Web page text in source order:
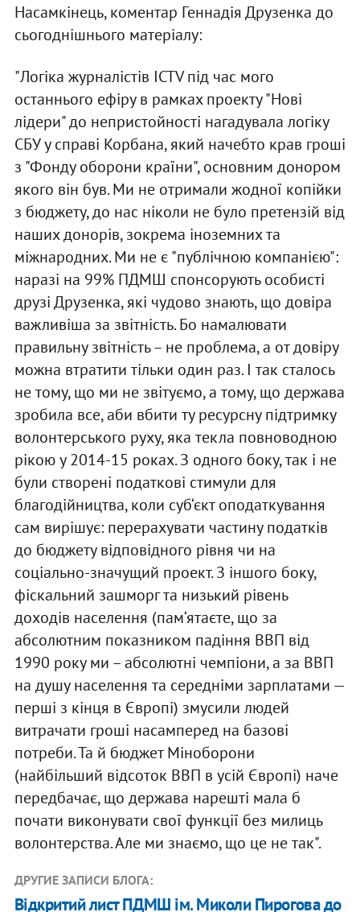
Насамкінець, коментар Геннадія Друзенка до
сьогоднішнього матеріалу:
"Логіка журналістів ICTV під час мого
останнього ефіру в рамках проекту "Нові
лідери" до непристойності нагадувала логіку
СБУ у справі Корбана, який начебто крав гроші
з "Фонду оборони країни", основним донором
якого він був. Ми не отримали жодної копійки
з бюджету, до нас ніколи не було претензій від
наших донорів, зокрема іноземних та
міжнародних. Ми не є "публічною компанією":
наразі на 99% ПДМШ спонсорують особисті
друзі Друзенка, які чудово знають, що довіра
важливіша за звітність. Бо намалювати
правильну звітність – не проблема, а от довіру
можна втратити тільки один раз. І так сталось
не тому, що ми не звітуємо, а тому, що держава
зробила все, аби вбити ту ресурсну підтримку
волонтерського руху, яка текла повноводною
рікою у 2014-15 роках. З одного боку, так і не
були створені податкові стимули для
благодійництва, коли суб‘єкт оподаткування
сам вирішує: перерахувати частину податків
до бюджету відповідного рівня чи на
соціально-значущий проект. З іншого боку,
фіскальний зашморг та низький рівень
доходів населення (пам‘ятаєте, що за
абсолютним показником падіння ВВП від
1990 року ми – абсолютні чемпіони, а за ВВП
на душу населення та середніми зарплатами —
перші з кінця в Європі) змусили людей
витрачати гроші насамперед на базові
потреби. Та й бюджет Міноборони
(найбільший відсоток ВВП в усій Європі) наче
передбачає, що держава нарешті мала б
почати виконувати свої функції без милиць
волонтерства. Але ми знаємо, що це не так".
ДРУГИЕ ЗАПИСИ БЛОГА:
Відкритий лист ПДМШ ім. Миколи Пирогова до